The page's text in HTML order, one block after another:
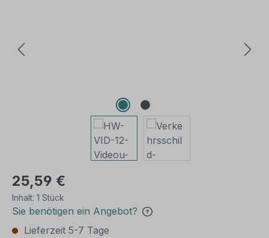
25,59 €
Inhalt: 1 Stück
Sie benötigen ein Angebot?
Lieferzeit 5-7 Tage